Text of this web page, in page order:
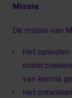
Missie
De missie van
Het
van kennis
Het